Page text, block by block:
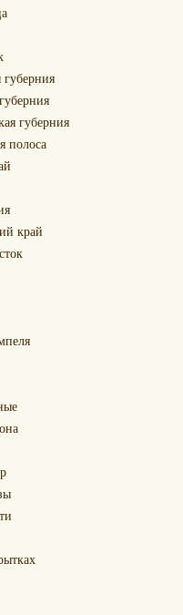
губерния
губерния
полоса
край